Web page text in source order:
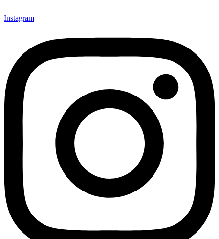
Instagram